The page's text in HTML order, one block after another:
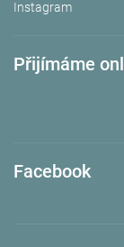
Instagram
Přijímáme
Facebook